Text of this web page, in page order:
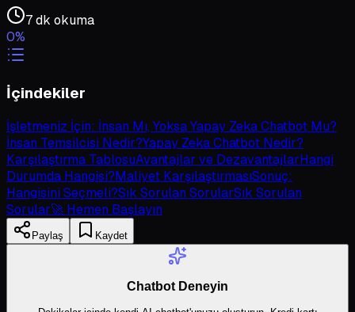
7 dk okuma
0%
İçindekiler
İşletmeniz İçin: İnsan Mı, Yoksa Yapay Zeka Chatbot Mu?
İnsan Temsilcisi Nedir?Yapay Zeka Chatbot Nedir?
Karşılaştırma TablosuAvantajlar ve DezavantajlarHangi
Durumda Hangisi?Maliyet KarşılaştırmasıSonuç:
Hangisini Seçmeli?Sık Sorulan SorularSık Sorulan
Sorular🚀 Hemen Başlayın
Paylaş Kaydet
Chatbot Deneyin